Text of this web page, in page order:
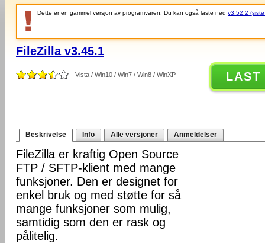
Dette er en gammel versjon av programvaren. Du kan også laste ned v3.52.2
FileZilla v3.45.1
Vista / Win10 / Win7 / Win8 / WinXP LAST
Beskrivelse Info Alle versjoner Anmeldelser
FileZilla er kraftig Open Source
FTP / SFTP-klient med mange
funksjoner. Den er designet for
enkel bruk og med støtte for så
mange funksjoner som mulig,
samtidig som den er rask og
pålitelig.